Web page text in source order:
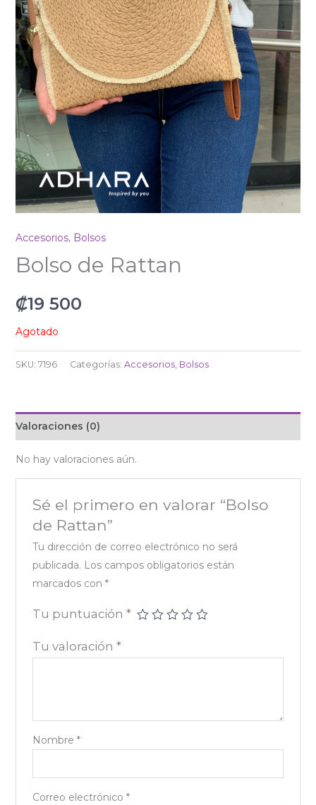
Accesorios, Bolsos
Bolso de Rattan
₡19 500
Agotado
SKU: 7196 Categorías: Accesorios, Bolsos
Valoraciones (0)
No hay valoraciones aún.
Sé el primero en valorar “Bolso
de Rattan”
Tu dirección de correo electrónico no será
publicada. Los campos obligatorios están
marcados con *
Tu puntuación *
Tu valoración *
Nombre *
Correo electrónico *